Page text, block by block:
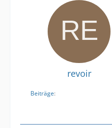
revoir
Beiträge